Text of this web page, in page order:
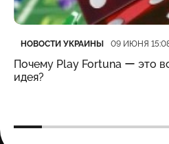
Категория
НОВОСТИ УКРАИНЫ
Дата публикации 09 ИЮНЯ
Почему Play Fortuna ー это
идея?